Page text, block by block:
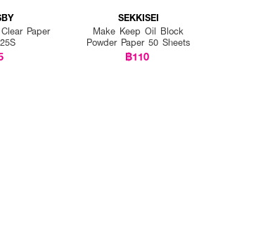
Paper
SEKKISEI
Make Keep Oil Block
Powder Paper 50 Sheets
฿110